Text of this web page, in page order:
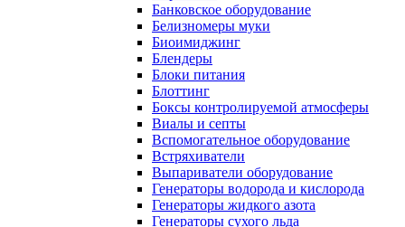
Банковское оборудование
Белизномеры муки
Биоимиджинг
Блендеры
Блоки питания
Блоттинг
Боксы контролируемой атмосферы
Виалы и септы
Вспомогательное оборудование
Встряхиватели
Выпариватели оборудование
Генераторы водорода и кислорода
Генераторы жидкого азота
Генераторы сухого льда